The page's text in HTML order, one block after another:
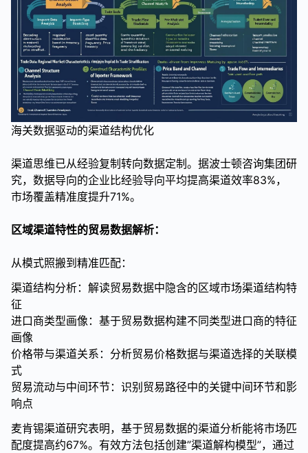
海关数据驱动的渠道结构优化
渠道思维已从经验复制转向数据定制。据波士顿咨询集团研
究，数据导向的企业比经验导向平均提高渠道效率83%，
市场覆盖精准度提升71%。
区域渠道特性的贸易数据解析：
从模式照搬到精准匹配：
渠道结构分析：解读贸易数据中隐含的区域市场渠道结构特
征
进口商类型画像：基于贸易数据构建不同类型进口商的特征
画像
价格带与渠道关系：分析贸易价格数据与渠道选择的关联模
式
贸易流动与中间环节：识别贸易路径中的关键中间环节和影
响点
麦肯锡渠道研究表明，基于贸易数据的渠道分析能将市场匹
配度提高约67%。有效方法包括创建”渠道解构模型”，通过